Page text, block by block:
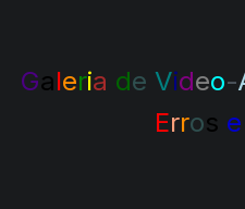
Galeria de Video-
Erros e